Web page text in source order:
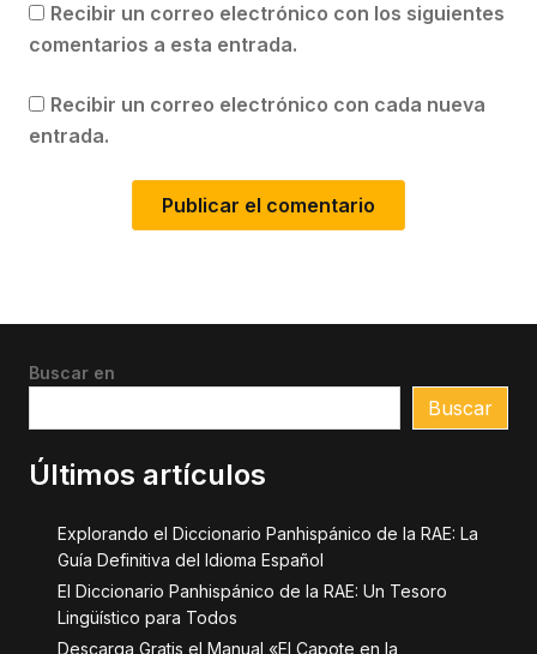
Recibir un correo electrónico con los siguientes
comentarios a esta entrada.
Recibir un correo electrónico con cada nueva
entrada.
Buscar en
Buscar
Últimos artículos
Explorando el Diccionario Panhispánico de la RAE: La
Guía Definitiva del Idioma Español
El Diccionario Panhispánico de la RAE: Un Tesoro
Lingüístico para Todos
Descarga Gratis el Manual «El Capote en la